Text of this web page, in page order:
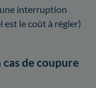
interruption
le coût à régler)
de coupure